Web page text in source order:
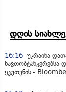
დღის
16:16 უკრაინა
ეკუთვნის -